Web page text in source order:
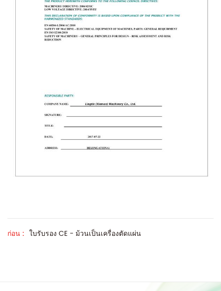
ก่อน : ใบรับรอง CE - ม้วนเป็นเครื่องตัดแผ่น